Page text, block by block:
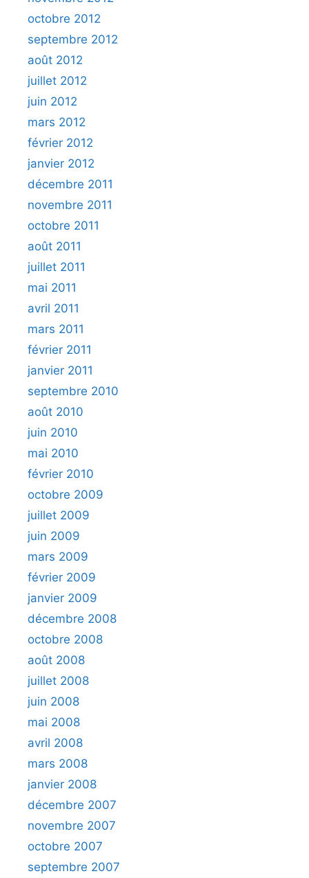
octobre 2012
septembre 2012
août 2012
juillet 2012
juin 2012
mars 2012
février 2012
janvier 2012
décembre 2011
novembre 2011
octobre 2011
août 2011
juillet 2011
mai 2011
avril 2011
mars 2011
février 2011
janvier 2011
septembre 2010
août 2010
juin 2010
mai 2010
février 2010
octobre 2009
juillet 2009
juin 2009
mars 2009
février 2009
janvier 2009
décembre 2008
octobre 2008
août 2008
juillet 2008
juin 2008
mai 2008
avril 2008
mars 2008
janvier 2008
décembre 2007
novembre 2007
octobre 2007
septembre 2007